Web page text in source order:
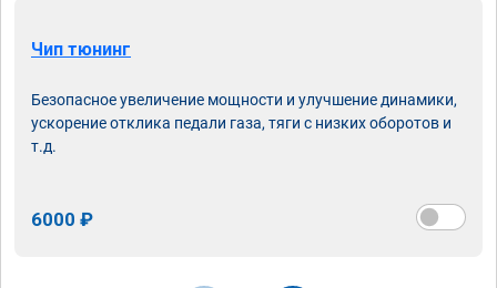
Чип тюнинг
Безопасное увеличение мощности и улучшение динамики,
ускорение отклика педали газа, тяги с низких оборотов и
т.д.
6000 ₽